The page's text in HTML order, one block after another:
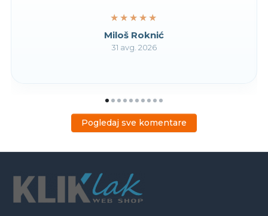
★★★★★
★★★★★
Miloš Roknić
31 avg. 2026
Pogledaj sve komentare